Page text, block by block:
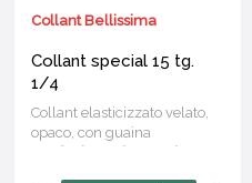
Collant Bellissima
Collant special 15 tg.
1/4
Collant elasticizzato velato,
opaco, con guaina